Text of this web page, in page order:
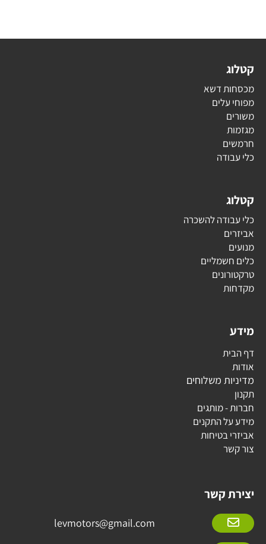
קטלוג
מכסחות דשא
מפוחי עלים
משורים
מגזמות
חרמשים
כלי עבודה
קטלוג
כלי עבודה להשכרה
אביזרים
מנועים
כלים חשמליים
טרקטורונים
מקדחות
מידע
דף הבית
אודות
מדיניות משלוחים
תקנון
חברות - מותגים
מידע על התקנים
אביזרי בטיחות
צור קשר
יצירת קשר
levmotors@gmail.com